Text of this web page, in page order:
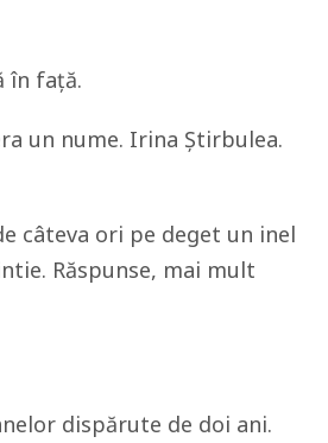
în față.
un nume. Irina Știrbulea.
câteva ori pe deget un inel
Răspunse, mai mult
dispărute de doi ani.